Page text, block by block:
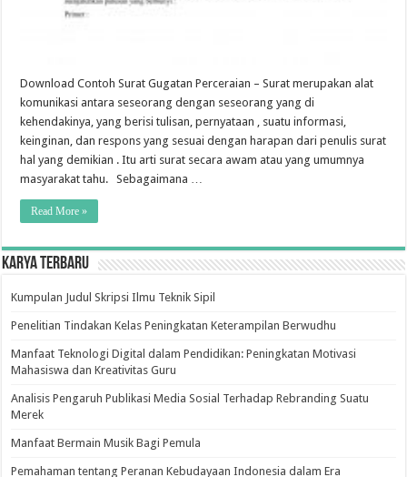
Download Contoh Surat Gugatan Perceraian – Surat merupakan alat
komunikasi antara seseorang dengan seseorang yang di
kehendakinya, yang berisi tulisan, pernyataan , suatu informasi,
keinginan, dan respons yang sesuai dengan harapan dari penulis surat
hal yang demikian . Itu arti surat secara awam atau yang umumnya
masyarakat tahu. Sebagaimana …
Read More »
Karya Terbaru
Kumpulan Judul Skripsi Ilmu Teknik Sipil
Penelitian Tindakan Kelas Peningkatan Keterampilan Berwudhu
Manfaat Teknologi Digital dalam Pendidikan: Peningkatan Motivasi
Mahasiswa dan Kreativitas Guru
Analisis Pengaruh Publikasi Media Sosial Terhadap Rebranding Suatu
Merek
Manfaat Bermain Musik Bagi Pemula
Pemahaman tentang Peranan Kebudayaan Indonesia dalam Era